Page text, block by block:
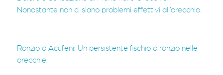
Nonostante non ci siano problemi effettivi all’orecchio.
Ronzio o Acufeni: Un persistente fischio o ronzio nelle
orecchie.